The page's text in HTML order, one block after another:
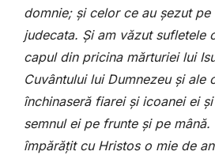
domnie; și celor ce au șezut
judecata. Și am văzut sufletele
capul din pricina mărturiei lui
Cuvântului lui Dumnezeu și ale
închinaseră fiarei și icoanei ei
semnul ei pe frunte și pe mână.
împărățit cu Hristos o mie de